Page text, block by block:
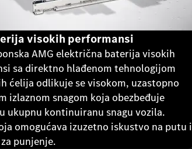
visokih performansi
AMG električna baterija visokih
sa direktno hlađenom tehnologijom
ćelija odlikuje se visokom, uzastopno
izlaznom snagom koja obezbeđuje
ukupnu kontinuiranu snagu vozila.
omogućava izuzetno iskustvo na putu i
punjenje.